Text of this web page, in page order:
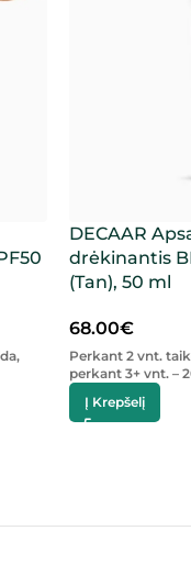
DECAAR
drėkinantis
(Tan), 50 ml
68.00€
Perkant 2 vnt.
perkant 3+ vnt. –
Į Krepšelį